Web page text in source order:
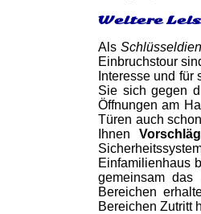
Weitere
Als
Einbruchstour
Interesse und
Sie sich gegen
Öffnungen am
Türen auch
Ihnen
Einfamilienhaus
gemeinsam das
Bereichen
Bereichen Zutritt